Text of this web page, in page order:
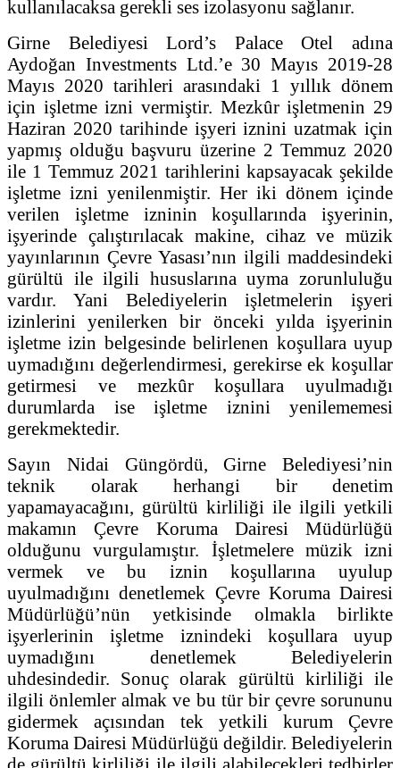
kullanılacaksa gerekli ses izolasyonu sağlanır.
Girne Belediyesi Lord’s Palace Otel adına
Aydoğan Investments Ltd.’e 30 Mayıs 2019-28
Mayıs 2020 tarihleri arasındaki 1 yıllık dönem
için işletme izni vermiştir. Mezkûr işletmenin 29
Haziran 2020 tarihinde işyeri iznini uzatmak için
yapmış olduğu başvuru üzerine 2 Temmuz 2020
ile 1 Temmuz 2021 tarihlerini kapsayacak şekilde
işletme izni yenilenmiştir. Her iki dönem içinde
verilen işletme izninin koşullarında işyerinin,
işyerinde çalıştırılacak makine, cihaz ve müzik
yayınlarının Çevre Yasası’nın ilgili maddesindeki
gürültü ile ilgili hususlarına uyma zorunluluğu
vardır. Yani Belediyelerin işletmelerin işyeri
izinlerini yenilerken bir önceki yılda işyerinin
işletme izin belgesinde belirlenen koşullara uyup
uymadığını değerlendirmesi, gerekirse ek koşullar
getirmesi ve mezkûr koşullara uyulmadığı
durumlarda ise işletme iznini yenilememesi
gerekmektedir.
Sayın Nidai Güngördü, Girne Belediyesi’nin
teknik olarak herhangi bir denetim
yapamayacağını, gürültü kirliliği ile ilgili yetkili
makamın Çevre Koruma Dairesi Müdürlüğü
olduğunu vurgulamıştır. İşletmelere müzik izni
vermek ve bu iznin koşullarına uyulup
uyulmadığını denetlemek Çevre Koruma Dairesi
Müdürlüğü’nün yetkisinde olmakla birlikte
işyerlerinin işletme iznindeki koşullara uyup
uymadığını denetlemek Belediyelerin
uhdesindedir. Sonuç olarak gürültü kirliliği ile
ilgili önlemler almak ve bu tür bir çevre sorununu
gidermek açısından tek yetkili kurum Çevre
Koruma Dairesi Müdürlüğü değildir. Belediyelerin
de gürültü kirliliği ile ilgili alabilecekleri tedbirler